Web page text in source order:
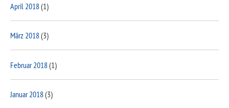
April 2018(1)
März 2018(3)
Februar 2018(1)
Januar 2018(3)